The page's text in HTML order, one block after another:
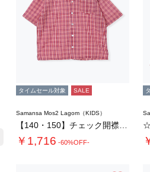
タイムセール対象 SALE
Samansa Mos2 Lagom（KIDS）
￥1,716 -60%OFF-